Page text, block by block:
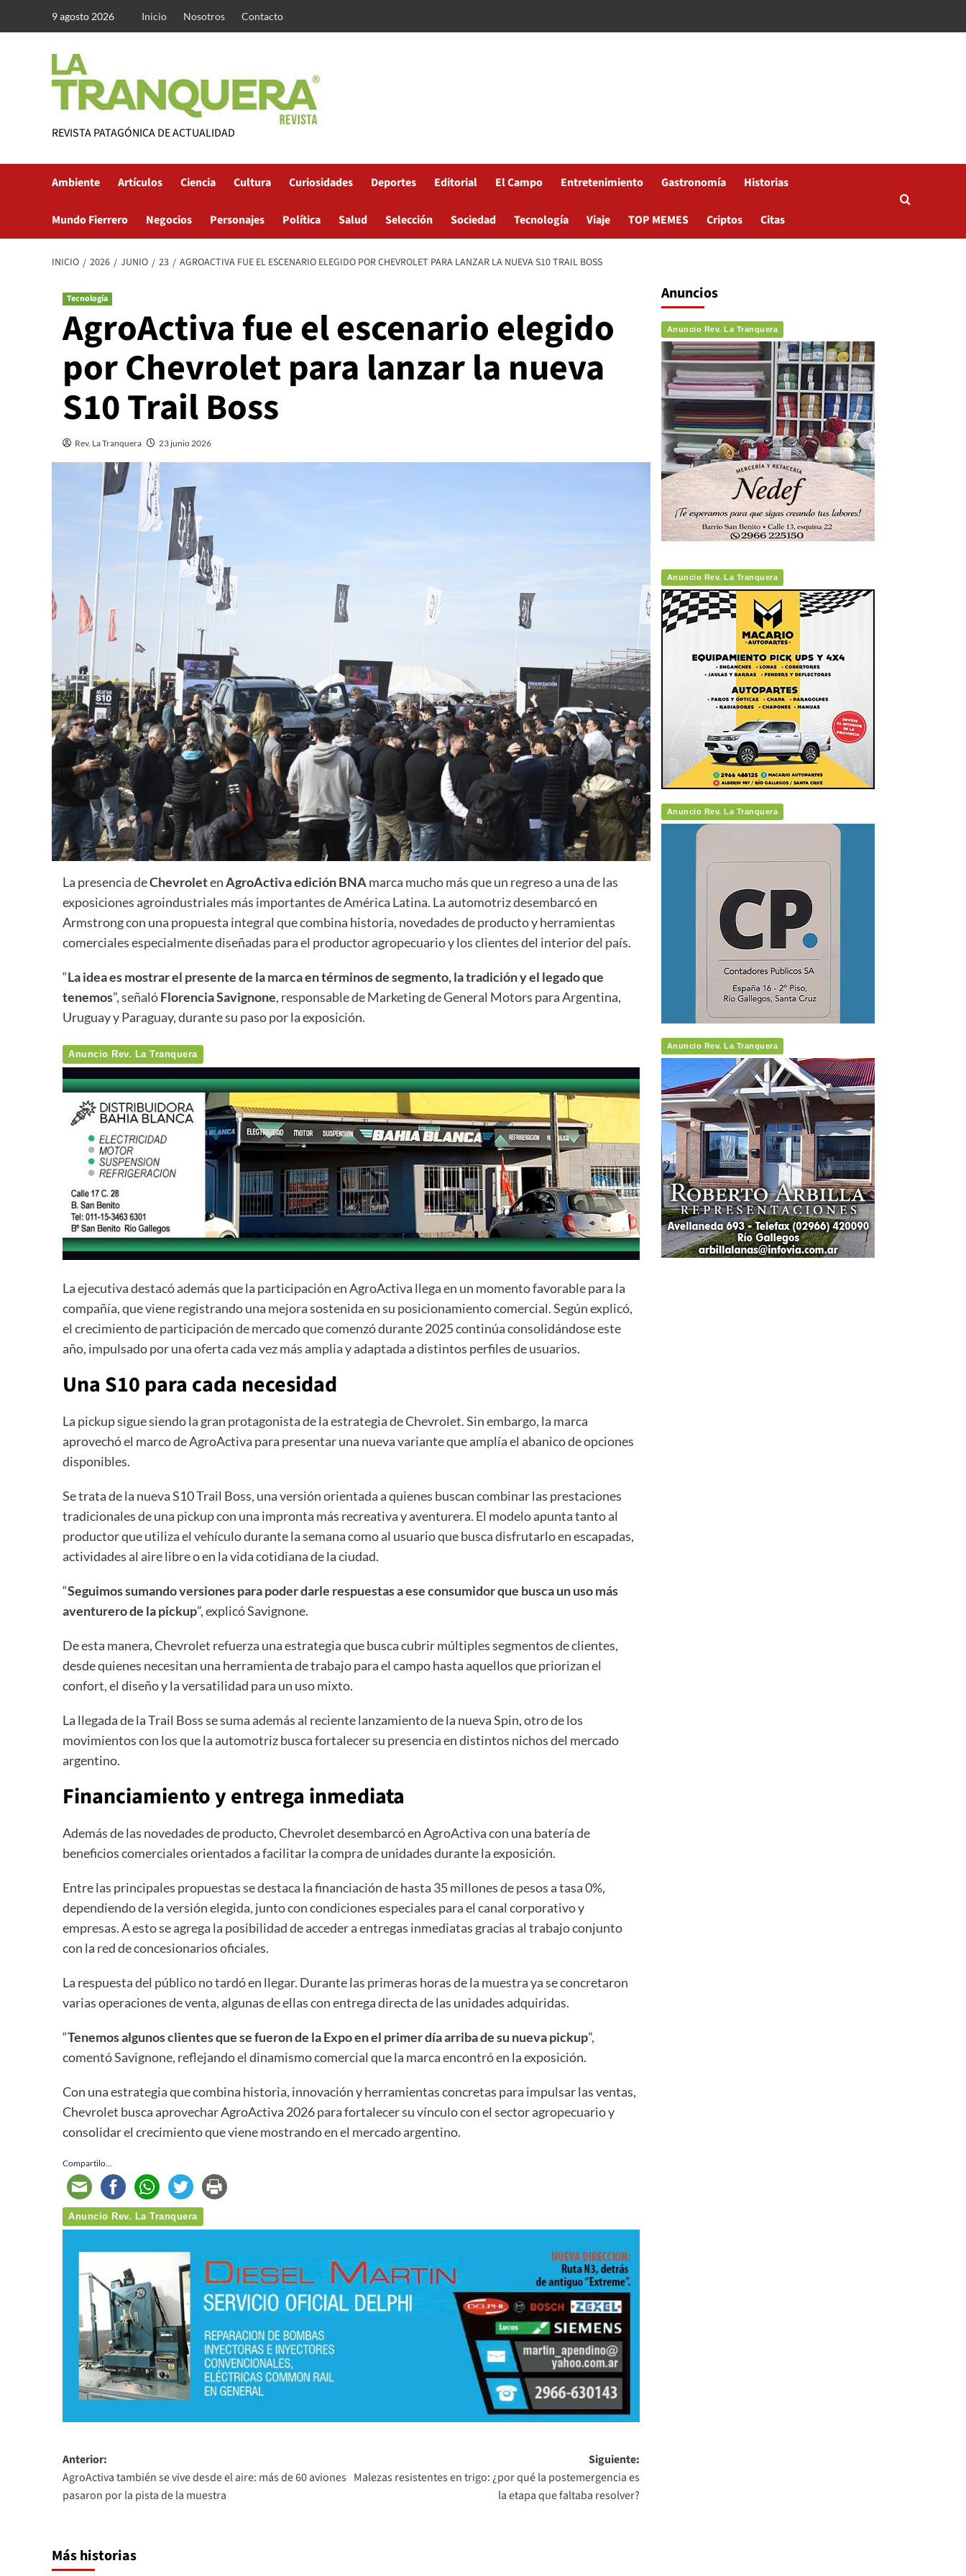
9 agosto 2026 Inicio Nosotros Contacto
REVISTA PATAGÓNICA DE ACTUALIDAD
Ambiente Artículos Ciencia Cultura Curiosidades Deportes Editorial El Campo Entretenimiento Gastronomía Historias
Mundo Fierrero Negocios Personajes Política Salud Selección Sociedad Tecnología Viaje TOP MEMES Criptos Citas
INICIO 2026 JUNIO 23 AGROACTIVA FUE EL ESCENARIO ELEGIDO POR CHEVROLET PARA LANZAR LA NUEVA S10 TRAIL BOSS
Tecnología
AgroActiva fue el escenario elegido
por Chevrolet para lanzar la nueva
S10 Trail Boss
Rev. La Tranquera 23 junio 2026
La presencia deChevroletenAgroActiva edición BNAmarca mucho más que un regreso a una de las
exposiciones agroindustriales más importantes de América Latina. La automotriz desembarcó en
Armstrong con una propuesta integral que combina historia, novedades de producto y herramientas
comerciales especialmente diseñadas para el productor agropecuario y los clientes del interior del país.
“La idea es mostrar el presente de la marca en términos de segmento, la tradición y el legado que
tenemos”, señalóFlorencia Savignone, responsable de Marketing de General Motors para Argentina,
Uruguay y Paraguay, durante su paso por la exposición.
Anuncio Rev. La Tranquera
La ejecutiva destacó además que la participación en AgroActiva llega en un momento favorable para la
compañía, que viene registrando una mejora sostenida en su posicionamiento comercial. Según explicó,
el crecimiento de participación de mercado que comenzó durante 2025 continúa consolidándose este
año, impulsado por una oferta cada vez más amplia y adaptada a distintos perfiles de usuarios.
Una S10 para cada necesidad
La pickup sigue siendo la gran protagonista de la estrategia de Chevrolet. Sin embargo, la marca
aprovechó el marco de AgroActiva para presentar una nueva variante que amplía el abanico de opciones
disponibles.
Se trata de la nueva S10 Trail Boss, una versión orientada a quienes buscan combinar las prestaciones
tradicionales de una pickup con una impronta más recreativa y aventurera. El modelo apunta tanto al
productor que utiliza el vehículo durante la semana como al usuario que busca disfrutarlo en escapadas,
actividades al aire libre o en la vida cotidiana de la ciudad.
“Seguimos sumando versiones para poder darle respuestas a ese consumidor que busca un uso más
aventurero de la pickup”, explicó Savignone.
De esta manera, Chevrolet refuerza una estrategia que busca cubrir múltiples segmentos de clientes,
desde quienes necesitan una herramienta de trabajo para el campo hasta aquellos que priorizan el
confort, el diseño y la versatilidad para un uso mixto.
La llegada de la Trail Boss se suma además al reciente lanzamiento de la nueva Spin, otro de los
movimientos con los que la automotriz busca fortalecer su presencia en distintos nichos del mercado
argentino.
Financiamiento y entrega inmediata
Además de las novedades de producto, Chevrolet desembarcó en AgroActiva con una batería de
beneficios comerciales orientados a facilitar la compra de unidades durante la exposición.
Entre las principales propuestas se destaca la financiación de hasta 35 millones de pesos a tasa 0%,
dependiendo de la versión elegida, junto con condiciones especiales para el canal corporativo y
empresas. A esto se agrega la posibilidad de acceder a entregas inmediatas gracias al trabajo conjunto
con la red de concesionarios oficiales.
La respuesta del público no tardó en llegar. Durante las primeras horas de la muestra ya se concretaron
varias operaciones de venta, algunas de ellas con entrega directa de las unidades adquiridas.
“Tenemos algunos clientes que se fueron de la Expo en el primer día arriba de su nueva pickup”,
comentó Savignone, reflejando el dinamismo comercial que la marca encontró en la exposición.
Con una estrategia que combina historia, innovación y herramientas concretas para impulsar las ventas,
Chevrolet busca aprovechar AgroActiva 2026 para fortalecer su vínculo con el sector agropecuario y
consolidar el crecimiento que viene mostrando en el mercado argentino.
Compartilo...
Anuncio Rev. La Tranquera
Navegación
de
entradas
Anterior:
AgroActiva también se vive desde el aire: más de 60 aviones
pasaron por la pista de la muestra
Siguiente:
Malezas resistentes en trigo: ¿por qué la postemergencia es
la etapa que faltaba resolver?
Más historias
Anuncios
Anuncio Rev. La Tranquera
Anuncio Rev. La Tranquera
Anuncio Rev. La Tranquera
Anuncio Rev. La Tranquera